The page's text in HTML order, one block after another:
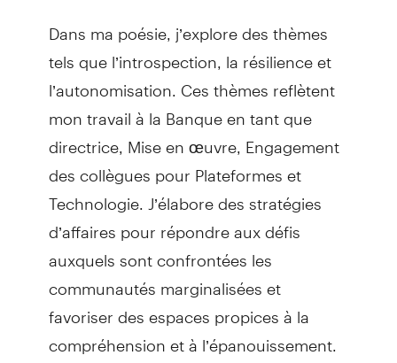
Dans ma poésie, j’explore des thèmes
tels que l’introspection, la résilience et
l’autonomisation. Ces thèmes reflètent
mon travail à la Banque en tant que
directrice, Mise en œuvre, Engagement
des collègues pour Plateformes et
Technologie. J’élabore des stratégies
d’affaires pour répondre aux défis
auxquels sont confrontées les
communautés marginalisées et
favoriser des espaces propices à la
compréhension et à l’épanouissement.